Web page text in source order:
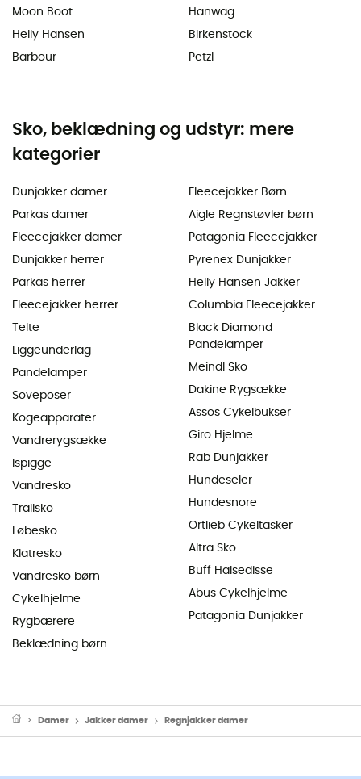
Moon Boot
Helly Hansen
Barbour
Hanwag
Birkenstock
Petzl
Sko, beklædning og udstyr: mere
kategorier
Dunjakker damer
Parkas damer
Fleecejakker damer
Dunjakker herrer
Parkas herrer
Fleecejakker herrer
Telte
Liggeunderlag
Pandelamper
Soveposer
Kogeapparater
Vandrerygsække
Ispigge
Vandresko
Trailsko
Løbesko
Klatresko
Vandresko børn
Cykelhjelme
Rygbærere
Beklædning børn
Fleecejakker Børn
Aigle Regnstøvler børn
Patagonia Fleecejakker
Pyrenex Dunjakker
Helly Hansen Jakker
Columbia Fleecejakker
Black Diamond
Pandelamper
Meindl Sko
Dakine Rygsække
Assos Cykelbukser
Giro Hjelme
Rab Dunjakker
Hundeseler
Hundesnore
Ortlieb Cykeltasker
Altra Sko
Buff Halsedisse
Abus Cykelhjelme
Patagonia Dunjakker
Damer Jakker damer Regnjakker damer